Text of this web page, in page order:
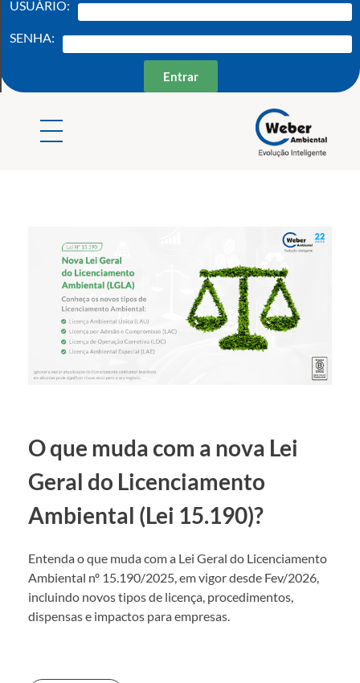
USUÁRIO:
SENHA:
Entrar
O que muda com a nova Lei
Geral do Licenciamento
Ambiental (Lei 15.190)?
Entenda o que muda com a Lei Geral do Licenciamento
Ambiental nº 15.190/2025, em vigor desde Fev/2026,
incluindo novos tipos de licença, procedimentos,
dispensas e impactos para empresas.